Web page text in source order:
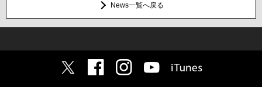
News一覧へ戻る